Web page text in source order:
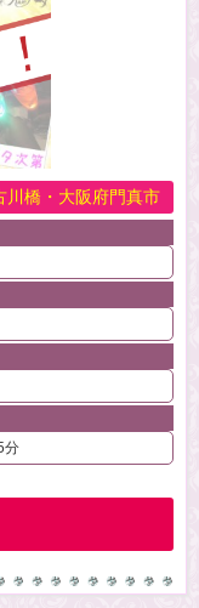
川橋・大阪府門真市
分